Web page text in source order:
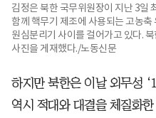
김정은 북한 국무위원장이 지난 3일
함께 핵무기 제조에 사용되는 고농
원심분리기 사이를 걸어가고 있다.
사진을 게재했다./노동신문
하지만 북한은 이날 외무성
역시 적대와 대결을 체질화